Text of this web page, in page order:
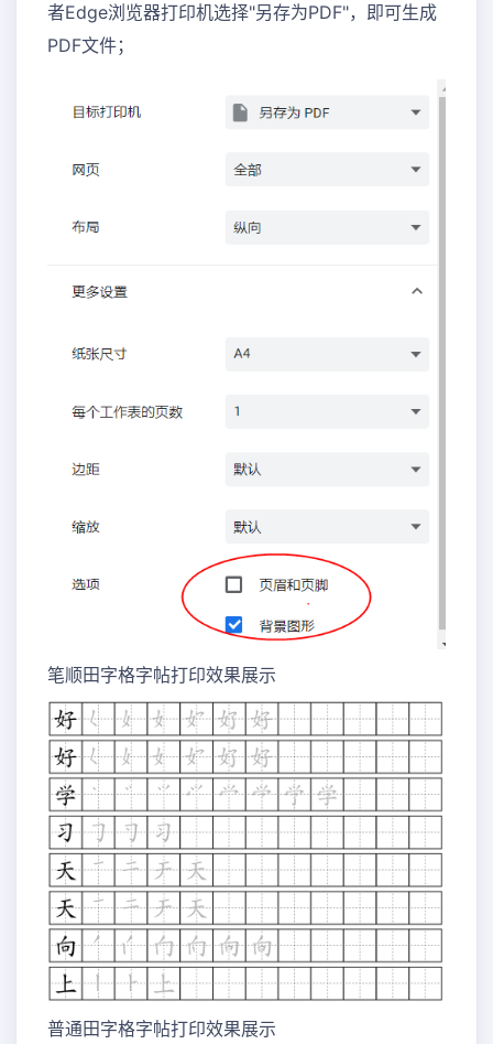
者Edge浏览器打印机选择"另存为PDF"，即可生成
PDF文件；
笔顺田字格字帖打印效果展示
普通田字格字帖打印效果展示